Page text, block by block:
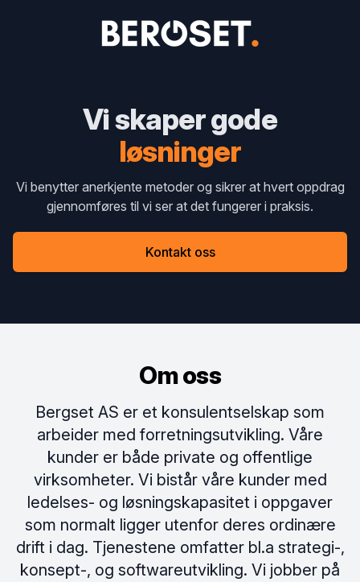
Bergset AS
Vi skaper gode
løsninger
Vi benytter anerkjente metoder og sikrer at hvert oppdrag
gjennomføres til vi ser at det fungerer i praksis.
Kontakt oss
Om oss
Bergset AS er et konsulentselskap som
arbeider med forretningsutvikling. Våre
kunder er både private og offentlige
virksomheter. Vi bistår våre kunder med
ledelses- og løsningskapasitet i oppgaver
som normalt ligger utenfor deres ordinære
drift i dag. Tjenestene omfatter bl.a strategi-,
konsept-, og softwareutvikling. Vi jobber på